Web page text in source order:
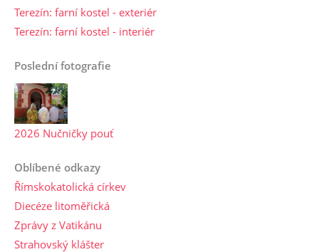
Terezín: farní kostel - exteriér
Terezín: farní kostel - interiér
Poslední fotografie
2026 Nučničky pouť
Oblíbené odkazy
Římskokatolická církev
Diecéze litoměřická
Zprávy z Vatikánu
Strahovský klášter